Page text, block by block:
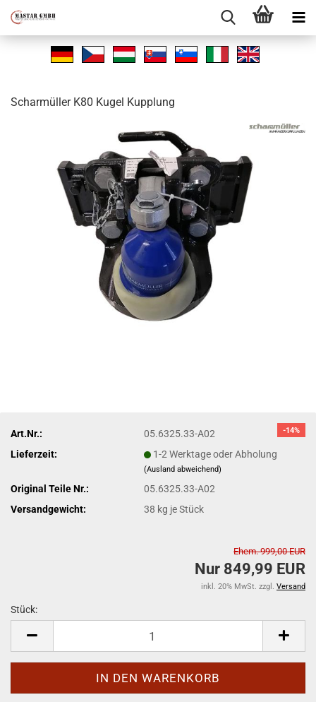
Schar­mül­ler K80 Kugel Kupp­lung
-14%
Art.Nr.:
05.6325.33-A02
Lieferzeit:
1-2 Werktage oder Abholung
(Ausland abweichend)
Original Teile Nr.:
05.6325.33-A02
Versandgewicht:
38 kg je Stück
Ehem. 999,00 EUR
Nur 849,99 EUR
inkl. 20% MwSt. zzgl. Versand
Stück: